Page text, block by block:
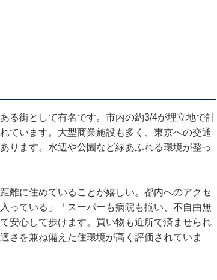
る街として有名です。市内の約3/4が埋立地で計
ています。大型商業施設も多く、東京への交通
ります。水辺や公園など緑あふれる環境が整っ
離に住めていることが嬉しい。都内へのアクセ
っている」「スーパーも病院も揃い、不自由無
安心して歩けます。買い物も近所で済ませられ
さを兼ね備えた住環境が高く評価されていま